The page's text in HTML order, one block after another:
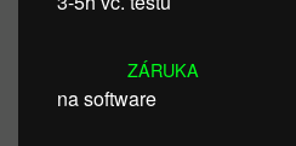
ZÁRUKA
na software